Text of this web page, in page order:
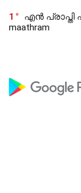
1
എൻ പ്രാപ്തി
maathram